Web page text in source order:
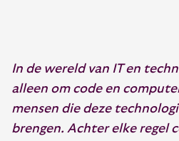
In de wereld van IT en
alleen om code en
mensen die deze
brengen. Achter elke regel